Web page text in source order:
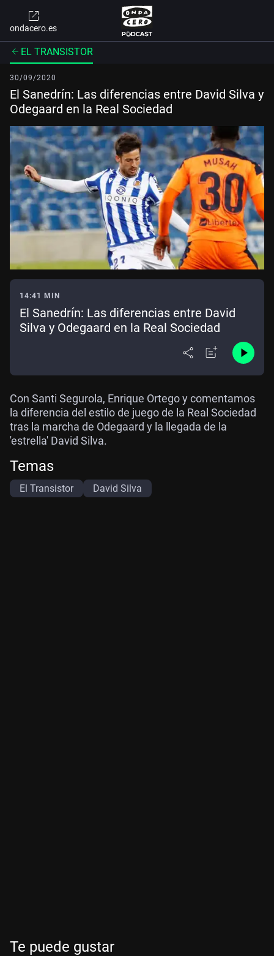
ondacero.es
EL TRANSISTOR
30/09/2020
El Sanedrín: Las diferencias entre David Silva y
Odegaard en la Real Sociedad
14:41 MIN
El Sanedrín: Las diferencias entre David
Silva y Odegaard en la Real Sociedad
Con Santi Segurola, Enrique Ortego y comentamos
la diferencia del estilo de juego de la Real Sociedad
tras la marcha de Odegaard y la llegada de la
'estrella' David Silva.
Temas
El Transistor David Silva
Te puede gustar